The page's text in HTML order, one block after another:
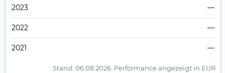
2023 —
2022 —
2021 —
Stand: 06.08.2026. Performance angezeigt in EUR